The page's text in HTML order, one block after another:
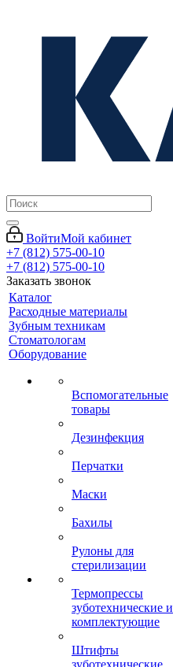
ВойтиМой кабинет
+7 (812) 575-00-10
+7 (812) 575-00-10
Заказать звонок
Каталог
Расходные материалы
Зубным техникам
Стоматологам
Оборудование
Вспомогательные
товары
Дезинфекция
Перчатки
Маски
Бахилы
Рулоны для
стерилизации
Термопрессы
зуботехнические и
комплектующие
Штифты
зуботехнические